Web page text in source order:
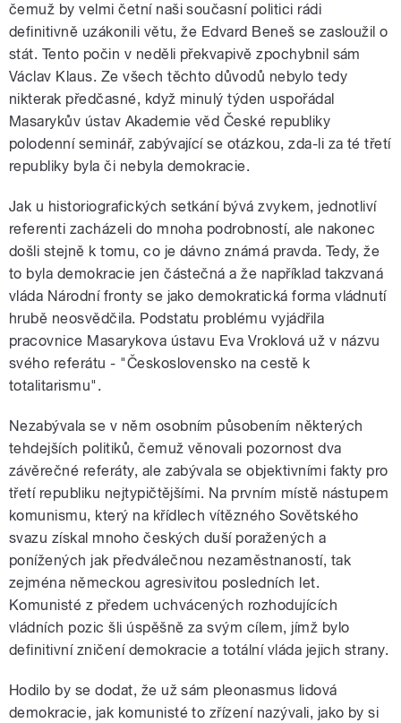
čemuž by velmi četní naši současní politici rádi
definitivně uzákonili větu, že Edvard Beneš se zasloužil o
stát. Tento počin v neděli překvapivě zpochybnil sám
Václav Klaus. Ze všech těchto důvodů nebylo tedy
nikterak předčasné, když minulý týden uspořádal
Masarykův ústav Akademie věd České republiky
polodenní seminář, zabývající se otázkou, zda-li za té třetí
republiky byla či nebyla demokracie.
Jak u historiografických setkání bývá zvykem, jednotliví
referenti zacházeli do mnoha podrobností, ale nakonec
došli stejně k tomu, co je dávno známá pravda. Tedy, že
to byla demokracie jen částečná a že například takzvaná
vláda Národní fronty se jako demokratická forma vládnutí
hrubě neosvědčila. Podstatu problému vyjádřila
pracovnice Masarykova ústavu Eva Vroklová už v názvu
svého referátu - "Československo na cestě k
totalitarismu".
Nezabývala se v něm osobním působením některých
tehdejších politiků, čemuž věnovali pozornost dva
závěrečné referáty, ale zabývala se objektivními fakty pro
třetí republiku nejtypičtějšími. Na prvním místě nástupem
komunismu, který na křídlech vítězného Sovětského
svazu získal mnoho českých duší poražených a
ponížených jak předválečnou nezaměstnaností, tak
zejména německou agresivitou posledních let.
Komunisté z předem uchvácených rozhodujících
vládních pozic šli úspěšně za svým cílem, jímž bylo
definitivní zničení demokracie a totální vláda jejich strany.
Hodilo by se dodat, že už sám pleonasmus lidová
demokracie, jak komunisté to zřízení nazývali, jako by si